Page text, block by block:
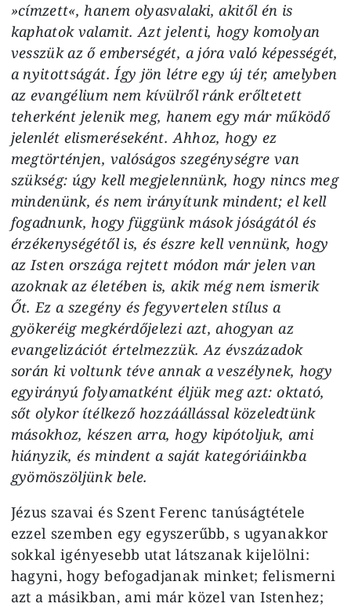
»címzett«, hanem olyasvalaki, akitől én is
kaphatok valamit. Azt jelenti, hogy komolyan
vesszük az ő emberségét, a jóra való képességét,
a nyitottságát. Így jön létre egy új tér, amelyben
az evangélium nem kívülről ránk erőltetett
teherként jelenik meg, hanem egy már működő
jelenlét elismeréseként. Ahhoz, hogy ez
megtörténjen, valóságos szegénységre van
szükség: úgy kell megjelennünk, hogy nincs meg
mindenünk, és nem irányítunk mindent; el kell
fogadnunk, hogy függünk mások jóságától és
érzékenységétől is, és észre kell vennünk, hogy
az Isten országa rejtett módon már jelen van
azoknak az életében is, akik még nem ismerik
Őt. Ez a szegény és fegyvertelen stílus a
gyökeréig megkérdőjelezi azt, ahogyan az
evangelizációt értelmezzük. Az évszázadok
során ki voltunk téve annak a veszélynek, hogy
egyirányú folyamatként éljük meg azt: oktató,
sőt olykor ítélkező hozzáállással közeledtünk
másokhoz, készen arra, hogy kipótoljuk, ami
hiányzik, és mindent a saját kategóriáinkba
gyömöszöljünk bele.
Jézus szavai és Szent Ferenc tanúságtétele
ezzel szemben egy egyszerűbb, s ugyanakkor
sokkal igényesebb utat látszanak kijelölni:
hagyni, hogy befogadjanak minket; felismerni
azt a másikban, ami már közel van Istenhez;